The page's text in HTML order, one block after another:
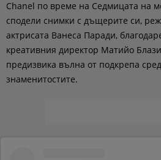
Chanel по време на Седмицата на
сподели снимки с дъщерите си,
актрисата Ванеса Паради,
креативния директор Матийо
предизвика вълна от подкрепа
знаменитостите.